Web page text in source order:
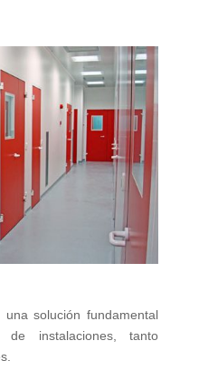
una solución fundamental
instalaciones, tanto